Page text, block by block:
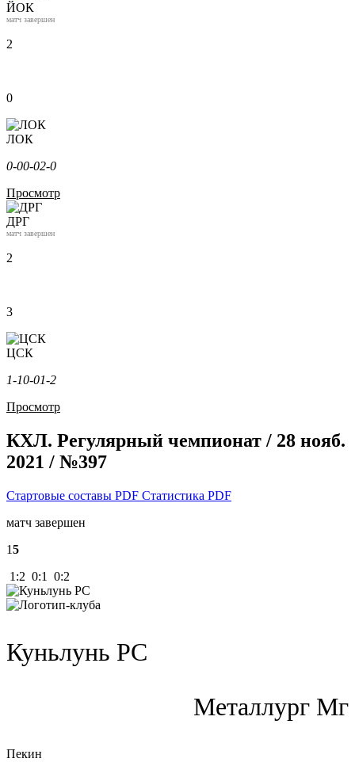
ЙОК
матч завершен
2
0
ЛОК
0-00-02-0
Просмотр
ДРГ
матч завершен
2
3
ЦСК
1-10-01-2
Просмотр
КХЛ. Регулярный чемпионат / 28 нояб.
2021 / №397
Стартовые составы PDF Статистика PDF
матч завершен
15
1:2 0:1 0:2
Куньлунь РС
Металлург Мг
Пекин